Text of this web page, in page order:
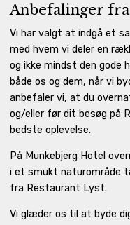
Anbefalinger
Vi har valgt at indgå et
med hvem vi deler en
og ikke mindst den gode
både os og dem, når vi
anbefaler vi, at du
og/eller før dit besøg på
bedste oplevelse.
På Munkebjerg Hotel
i et smukt naturområde
fra Restaurant Lyst.
Vi glæder os til at byde